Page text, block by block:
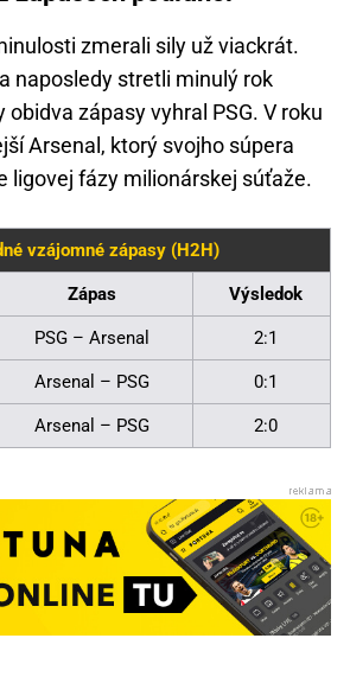
zmerali sily už viackrát.
naposledy stretli minulý rok
zápasy vyhral PSG. V roku
Arsenal, ktorý svojho súpera
ligovej fázy milionárskej súťaže.
vzájomné zápasy (H2H)
Zápas Výsledok
PSG – Arsenal 2:1
Arsenal – PSG 0:1
Arsenal – PSG 2:0